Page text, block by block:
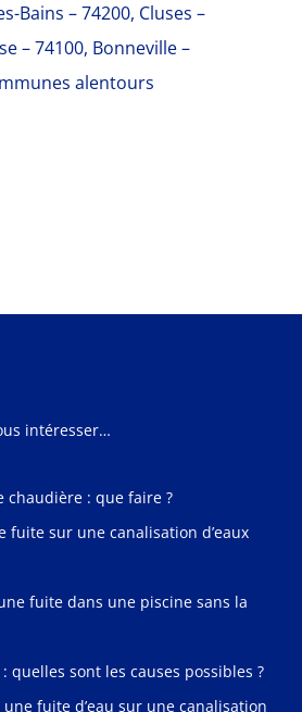
Bains – 74200, Cluses –
– 74100, Bonneville –
alentours
intéresser…
chaudière : que faire ?
fuite sur une canalisation d’eaux
fuite dans une piscine sans la
quelles sont les causes possibles ?
fuite d’eau sur une canalisation